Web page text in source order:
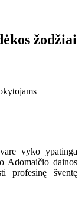
žodžiai
vyko ypatinga
Adomaičio dainos
profesinę šventę